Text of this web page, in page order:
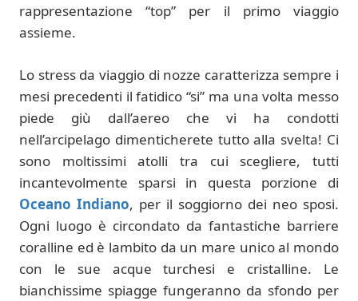
rappresentazione “top” per il primo viaggio
assieme.
Lo stress da viaggio di nozze caratterizza sempre i
mesi precedenti il fatidico “si” ma una volta messo
piede giù dall’aereo che vi ha condotti
nell’arcipelago dimenticherete tutto alla svelta! Ci
sono moltissimi atolli tra cui scegliere, tutti
incantevolmente sparsi in questa porzione di
Oceano Indiano, per il soggiorno dei neo sposi.
Ogni luogo è circondato da fantastiche barriere
coralline ed è lambito da un mare unico al mondo
con le sue acque turchesi e cristalline. Le
bianchissime spiagge fungeranno da sfondo per